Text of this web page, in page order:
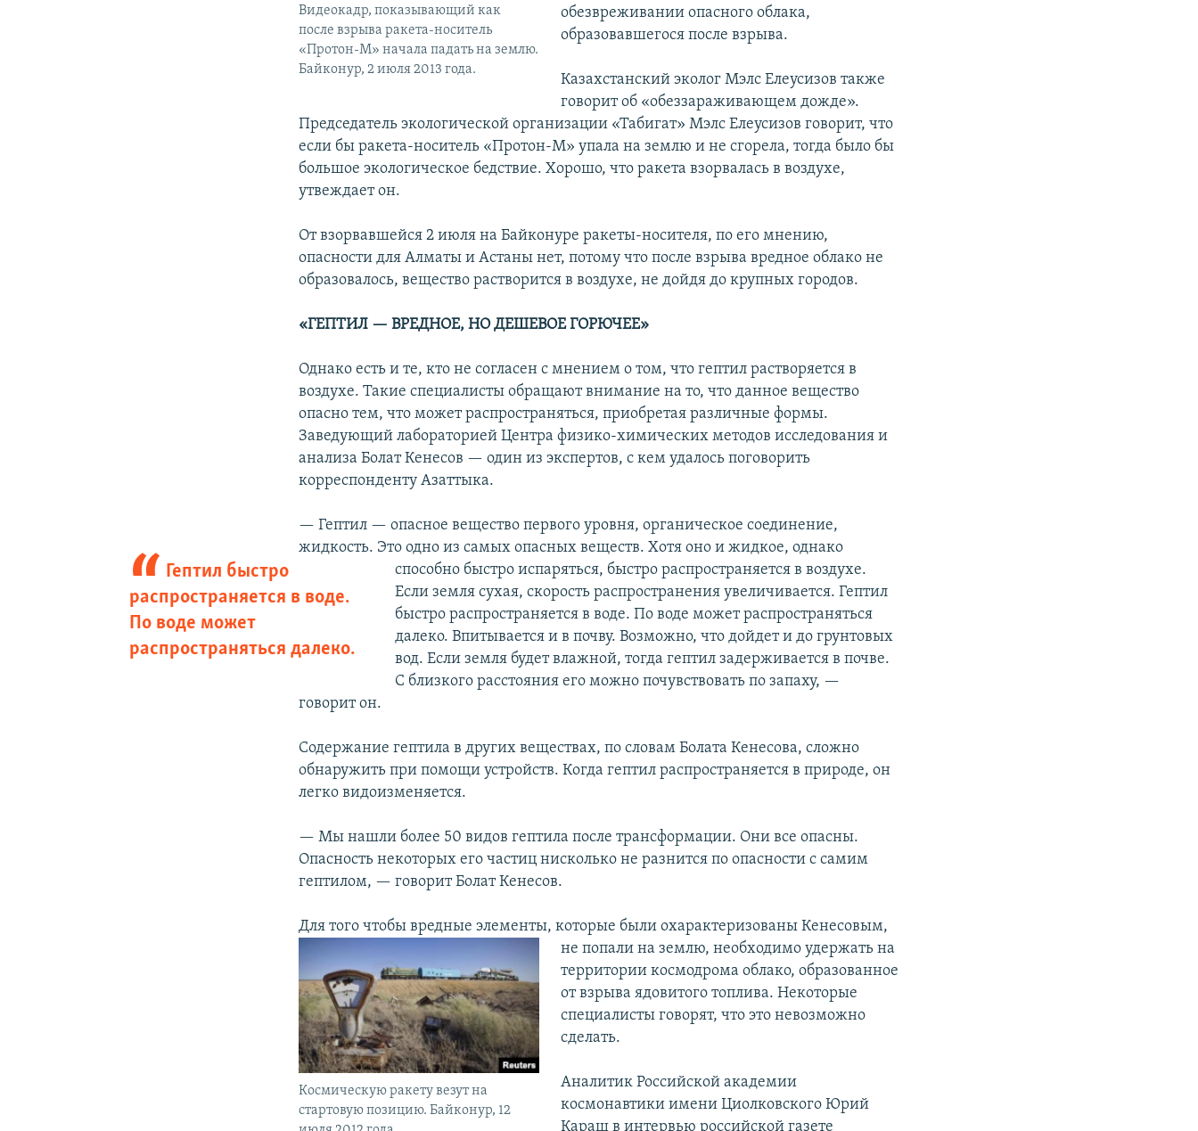
Видеокадр, показывающий как
после взрыва ракета-носитель
«Протон-М» начала падать на землю.
Байконур, 2 июля 2013 года.
обезвреживании опасного облака,
образовавшегося после взрыва.
Казахстанский эколог Мэлс Елеусизов также
говорит об «обеззараживающем дожде».
Председатель экологической организации «Табигат» Мэлс Елеусизов говорит, что
если бы ракета-носитель «Протон-М» упала на землю и не сгорела, тогда было бы
большое экологическое бедствие. Хорошо, что ракета взорвалась в воздухе,
утвеждает он.
От взорвавшейся 2 июля на Байконуре ракеты-носителя, по его мнению,
опасности для Алматы и Астаны нет, потому что после взрыва вредное облако не
образовалось, вещество растворится в воздухе, не дойдя до крупных городов.
«ГЕПТИЛ — ВРЕДНОЕ, НО ДЕШЕВОЕ ГОРЮЧЕЕ»
Однако есть и те, кто не согласен с мнением о том, что гептил растворяется в
воздухе. Такие специалисты обращают внимание на то, что данное вещество
опасно тем, что может распространяться, приобретая различные формы.
Заведующий лабораторией Центра физико-химических методов исследования и
анализа Болат Кенесов — один из экспертов, с кем удалось поговорить
корреспонденту Азаттыка.
— Гептил — опасное вещество первого уровня, органическое соединение,
жидкость. Это одно из самых опасных веществ. Хотя оно и жидкое, однако
Гептил быстро
распространяется в воде.
По воде может
распространяться далеко.
способно быстро испаряться, быстро распространяется в воздухе.
Если земля сухая, скорость распространения увеличивается. Гептил
быстро распространяется в воде. По воде может распространяться
далеко. Впитывается и в почву. Возможно, что дойдет и до грунтовых
вод. Если земля будет влажной, тогда гептил задерживается в почве.
С близкого расстояния его можно почувствовать по запаху, —
говорит он.
Содержание гептила в других веществах, по словам Болата Кенесова, сложно
обнаружить при помощи устройств. Когда гептил распространяется в природе, он
легко видоизменяется.
— Мы нашли более 50 видов гептила после трансформации. Они все опасны.
Опасность некоторых его частиц нисколько не разнится по опасности с самим
гептилом, — говорит Болат Кенесов.
Для того чтобы вредные элементы, которые были охарактеризованы
Космическую ракету везут на
стартовую позицию. Байконур, 12
Кенесовым,
не попали на землю, необходимо удержать на
территории космодрома облако, образованное
от взрыва ядовитого топлива. Некоторые
специалисты говорят, что это невозможно
сделать.
Аналитик Российской академии
космонавтики имени Циолковского Юрий
Караш в интервью российской газете